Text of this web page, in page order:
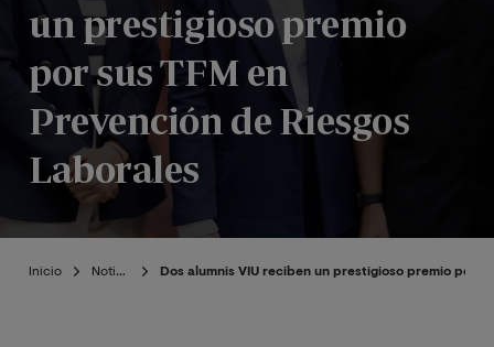
un prestigioso premio
por sus TFM en
Prevención de Riesgos
Laborales
Inicio Noticias Dos alumnis VIU reciben un prestigioso premio por